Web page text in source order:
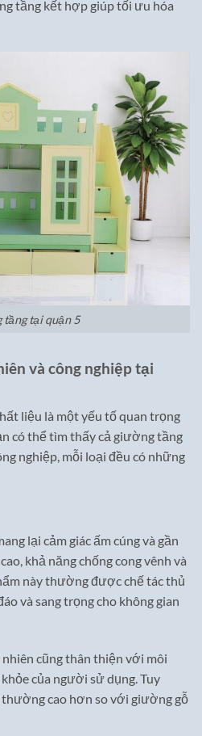
tầng kết hợp giúp tối ưu hóa
tầng tại quận 5
và công nghiệp tại
liệu là một yếu tố quan trọng
có thể tìm thấy cả giường tầng
nghiệp, mỗi loại đều có những
lại cảm giác ấm cúng và gần
khả năng chống cong vênh và
này thường được chế tác thủ
và sang trọng cho không gian
cũng thân thiện với môi
của người sử dụng. Tuy
thường cao hơn so với giường gỗ